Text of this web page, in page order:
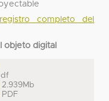
completo del
objeto digital
2.939Mb
PDF